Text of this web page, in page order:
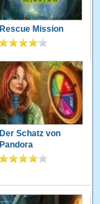
Rescue Mission
Der Schatz von
Pandora